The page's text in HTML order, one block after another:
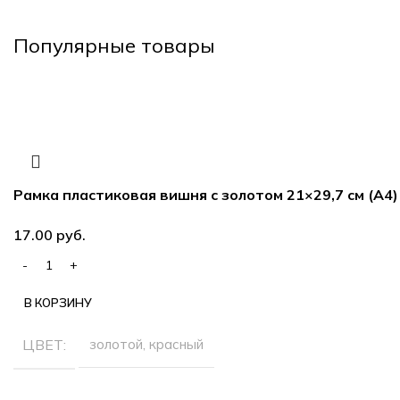
Популярные товары
Рамка пластиковая вишня с золотом 21×29,7 см
руб.
В КОРЗИНУ
ЦВЕТ золотой, красный